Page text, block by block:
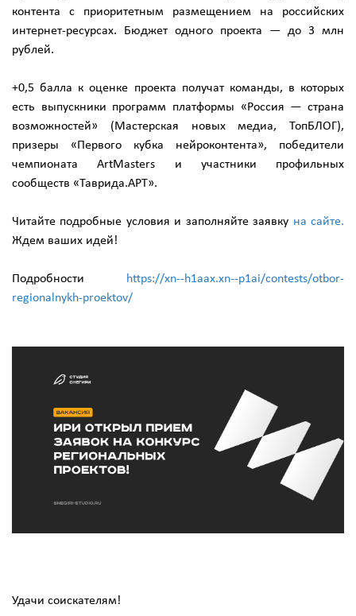
контента с приоритетным размещением на российских
интернет-ресурсах. Бюджет одного проекта — до 3 млн
рублей.
+0,5 балла к оценке проекта получат команды, в которых
есть выпускники программ платформы «Россия — страна
возможностей» (Мастерская новых медиа, ТопБЛОГ),
призеры «Первого кубка нейроконтента», победители
чемпионата ArtMasters и участники профильных
сообществ «Таврида.АРТ».
Читайте подробные условия и заполняйте заявку на сайте.
Ждем ваших идей!
Подробности
https://xn--h1aax.xn--p1ai/contests/otbor-
regionalnykh-proektov/
Удачи соискателям!